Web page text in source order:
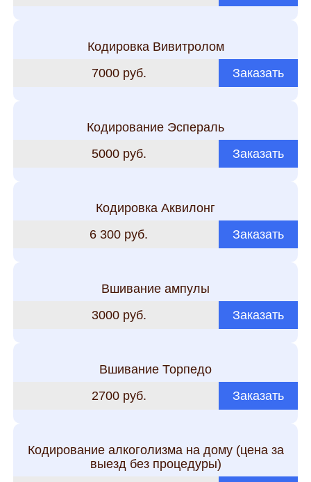
Кодировка Вивитролом
7000 руб.
Заказать
Кодирование Эспераль
5000 руб.
Заказать
Кодировка Аквилонг
6 300 руб.
Заказать
Вшивание ампулы
3000 руб.
Заказать
Вшивание Торпедо
2700 руб.
Заказать
Кодирование алкоголизма на дому (цена за
выезд без процедуры)